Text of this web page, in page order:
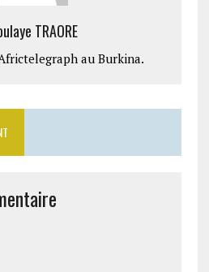
TRAORE
au Burkina.